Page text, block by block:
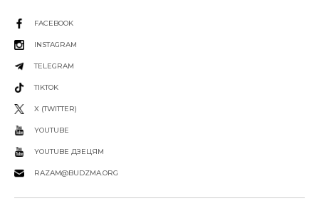
FACEBOOK
INSTAGRAM
TELEGRAM
TIKTOK
X (TWITTER)
YOUTUBE
YOUTUBE ДЗЕЦЯМ
RAZAM@BUDZMA.ORG